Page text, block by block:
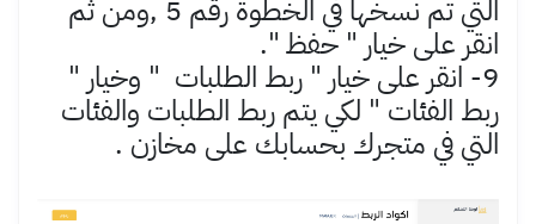
التي تم نسخها في الخطوة رقم 5 ,ومن ثم
انقر على خيار " حفظ ".
9- انقر على خيار " ربط الطلبات " وخيار "
ربط الفئات " لكي يتم ربط الطلبات والفئات
التي في متجرك بحسابك على مخازن .